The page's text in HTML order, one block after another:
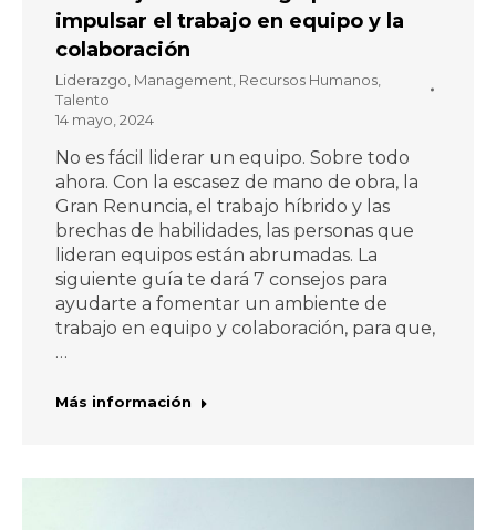
impulsar el trabajo en equipo y la
colaboración
Liderazgo Management Recursos Humanos
Talento
14 mayo, 2024
No es fácil liderar un equipo. Sobre todo
ahora. Con la escasez de mano de obra, la
Gran Renuncia, el trabajo híbrido y las
brechas de habilidades, las personas que
lideran equipos están abrumadas. La
siguiente guía te dará 7 consejos para
ayudarte a fomentar un ambiente de
trabajo en equipo y colaboración, para que,
…
Más información